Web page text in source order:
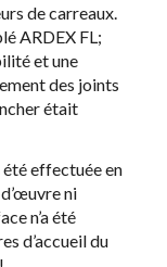
de carreaux.
ARDEX FL;
et une
des joints
était
été effectuée en
ni
n’a été
d’accueil du